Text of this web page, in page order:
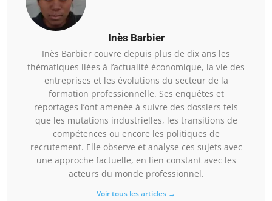
Inès Barbier
Inès Barbier couvre depuis plus de dix ans les
thématiques liées à l’actualité économique, la vie des
entreprises et les évolutions du secteur de la
formation professionnelle. Ses enquêtes et
reportages l’ont amenée à suivre des dossiers tels
que les mutations industrielles, les transitions de
compétences ou encore les politiques de
recrutement. Elle observe et analyse ces sujets avec
une approche factuelle, en lien constant avec les
acteurs du monde professionnel.
Voir tous les articles →